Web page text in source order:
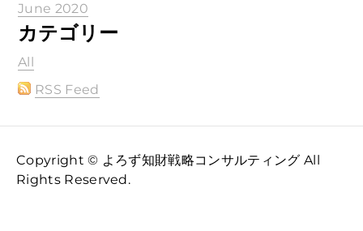
June 2020
カテゴリー
All
RSS Feed
Copyright © よろず知財戦略コンサルティング All
Rights Reserved.